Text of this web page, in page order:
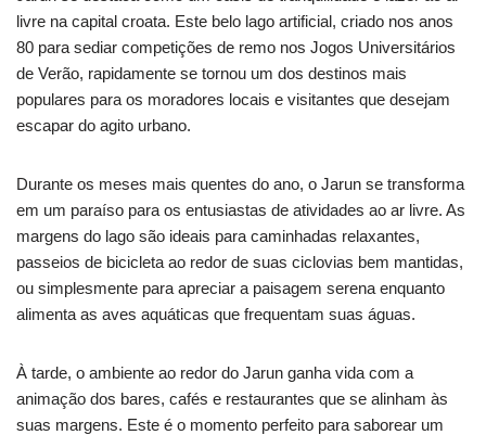
livre na capital croata. Este belo lago artificial, criado nos anos
80 para sediar competições de remo nos Jogos Universitários
de Verão, rapidamente se tornou um dos destinos mais
populares para os moradores locais e visitantes que desejam
escapar do agito urbano.
Durante os meses mais quentes do ano, o Jarun se transforma
em um paraíso para os entusiastas de atividades ao ar livre. As
margens do lago são ideais para caminhadas relaxantes,
passeios de bicicleta ao redor de suas ciclovias bem mantidas,
ou simplesmente para apreciar a paisagem serena enquanto
alimenta as aves aquáticas que frequentam suas águas.
À tarde, o ambiente ao redor do Jarun ganha vida com a
animação dos bares, cafés e restaurantes que se alinham às
suas margens. Este é o momento perfeito para saborear um